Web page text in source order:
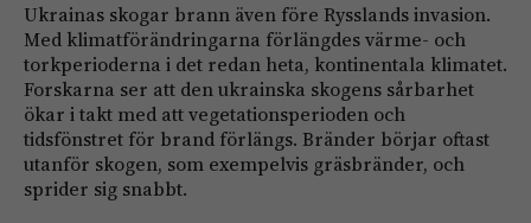
Ukrainas skogar brann även före Rysslands invasion.
Med klimatförändringarna förlängdes värme- och
torkperioderna i det redan heta, kontinentala klimatet.
Forskarna ser att den ukrainska skogens sårbarhet
ökar i takt med att vegetationsperioden och
tidsfönstret för brand förlängs. Bränder börjar oftast
utanför skogen, som exempelvis gräsbränder, och
sprider sig snabbt.